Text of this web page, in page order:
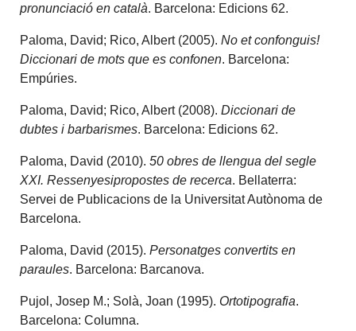
pronunciació en català. Barcelona: Edicions 62.
Paloma, David; Rico, Albert (2005).No et confonguis!
Diccionari de mots que es confonen. Barcelona:
Empúries.
Paloma, David; Rico, Albert (2008).Diccionari de
dubtes i barbarismes. Barcelona: Edicions 62.
Paloma, David (2010).50 obres de llengua del segle
XXI. Ressenyesipropostes de recerca. Bellaterra:
Servei de Publicacions de la Universitat Autònoma de
Barcelona.
Paloma, David (2015).Personatges convertits en
paraules. Barcelona: Barcanova.
Pujol, Josep M.; Solà, Joan (1995). Ortotipografia.
Barcelona: Columna.